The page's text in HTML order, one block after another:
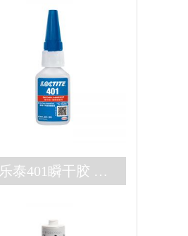
6胶水 高强度结构
胶
乐泰401瞬干胶 无
干胶 百乐粘胶现货